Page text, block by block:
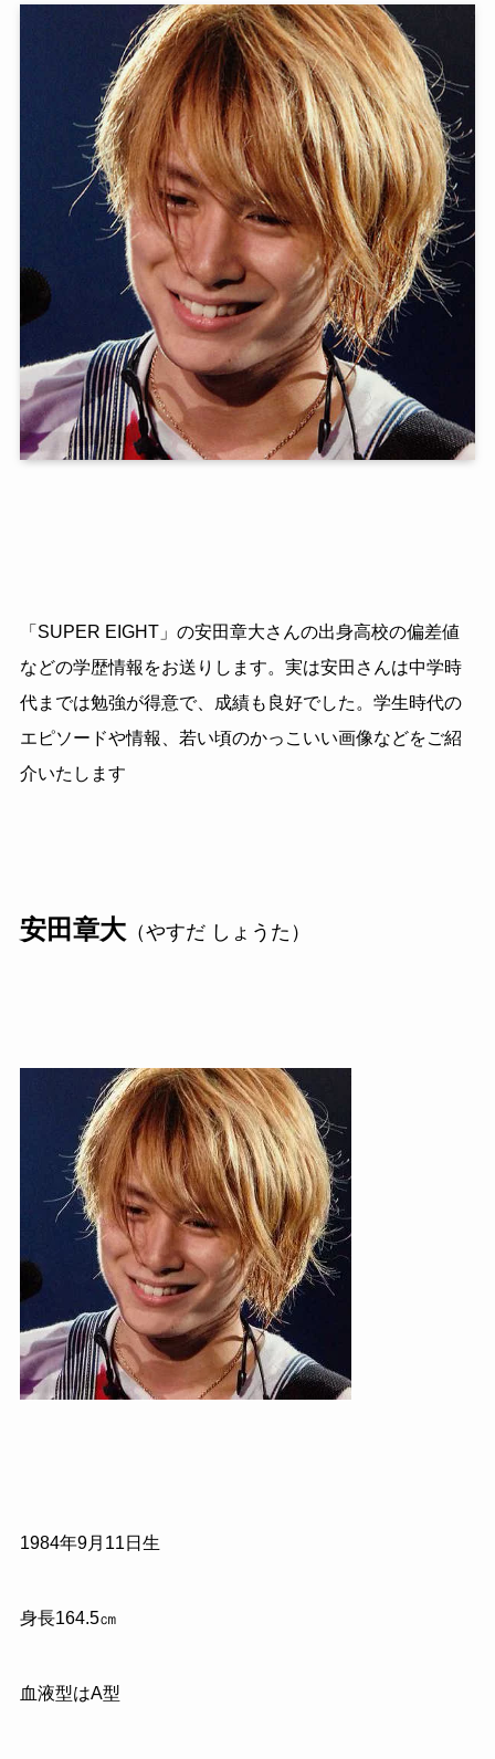
「SUPER EIGHT」の安田章大さんの出身高校の偏差値
などの学歴情報をお送りします。実は安田さんは中学時
代までは勉強が得意で、成績も良好でした。学生時代の
エピソードや情報、若い頃のかっこいい画像などをご紹
介いたします
安田章大（やすだ しょうた）
1984年9月 11 日生
身長164.5㎝
血液型はA型